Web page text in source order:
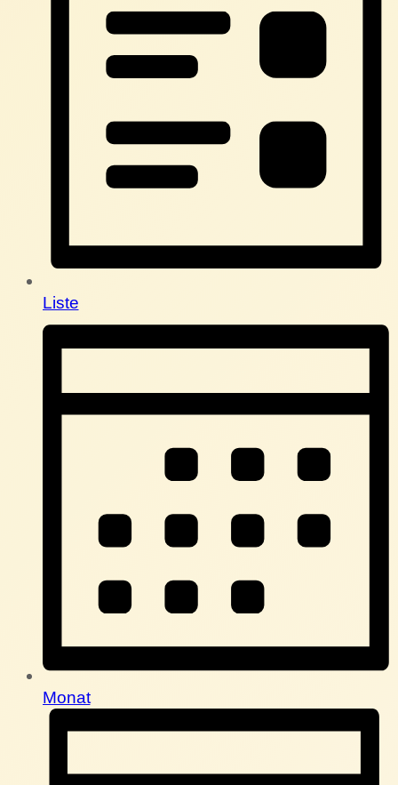
Liste
Monat